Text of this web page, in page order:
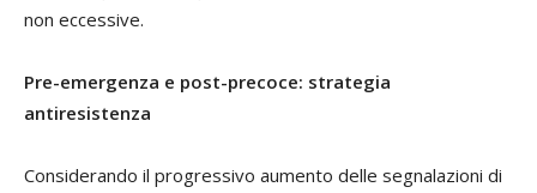
non eccessive.
Pre-emergenza e post-precoce: strategia
antiresistenza
Considerando il progressivo aumento delle segnalazioni di